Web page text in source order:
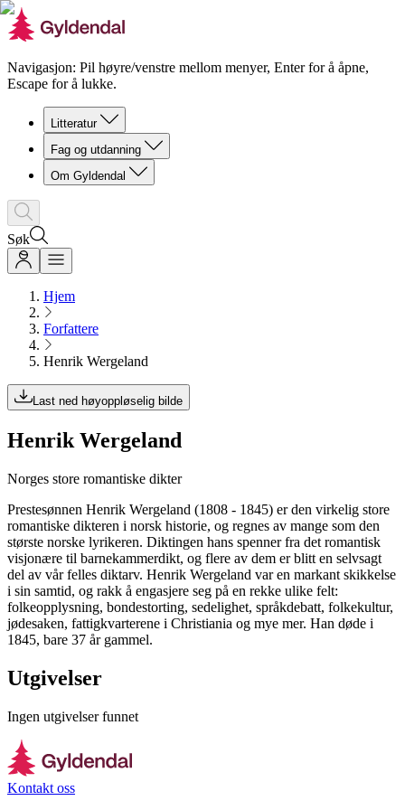
Navigasjon: Pil høyre/venstre mellom menyer, Enter for å åpne,
Escape for å lukke.
Litteratur
Fag og utdanning
Om Gyldendal
Søk
Hjem
Forfattere
Henrik Wergeland
Last ned høyoppløselig bilde
Henrik Wergeland
Norges store romantiske dikter
Prestesønnen Henrik Wergeland (1808 - 1845) er den virkelig store
romantiske dikteren i norsk historie, og regnes av mange som den
største norske lyrikeren. Diktingen hans spenner fra det romantisk
visjonære til barnekammerdikt, og flere av dem er blitt en selvsagt
del av vår felles diktarv. Henrik Wergeland var en markant skikkelse
i sin samtid, og rakk å engasjere seg på en rekke ulike felt:
folkeopplysning, bondestorting, sedelighet, språkdebatt, folkekultur,
jødesaken, fattigkvarterene i Christiania og mye mer. Han døde i
1845, bare 37 år gammel.
Utgivelser
Ingen utgivelser funnet
Kontakt oss